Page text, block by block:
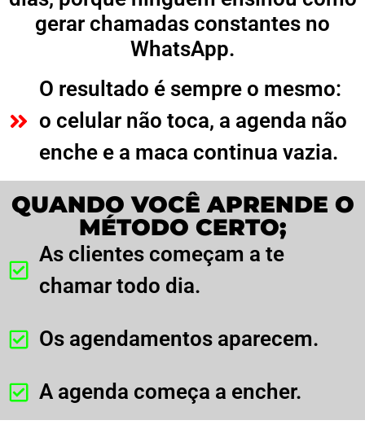
gerar chamadas constantes no
WhatsApp.
O resultado é sempre o mesmo:
o celular não toca, a agenda não
enche e a maca continua vazia.
QUANDO VOCÊ APRENDE O
MÉTODO CERTO;
As clientes começam a te
chamar todo dia.
Os agendamentos aparecem.
A agenda começa a encher.